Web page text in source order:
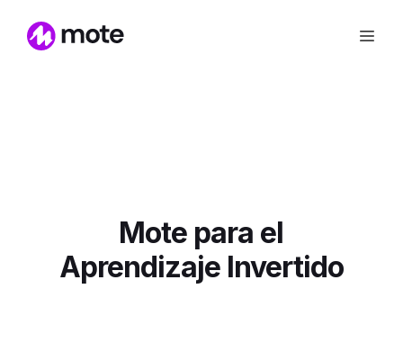
Mote para el
Aprendizaje Invertido